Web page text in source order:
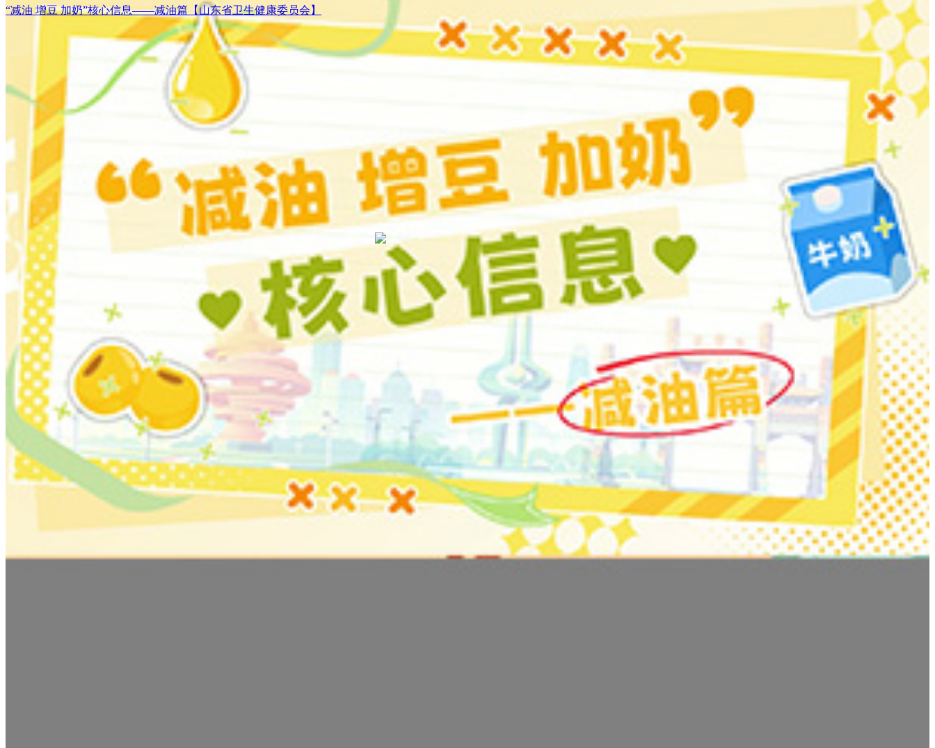
“减油 增豆 加奶”核心信息——减油篇【山东省卫生健康委员会】